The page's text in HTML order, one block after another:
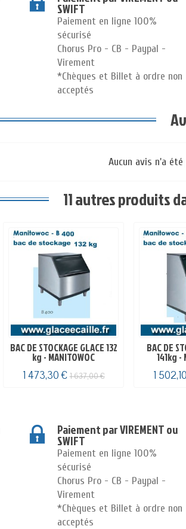
SWIFT
Paiement en ligne 100%
sécurisé
Chorus Pro - CB - Paypal -
Virement
*Chèques et Billet à ordre non
acceptés
Aucun avis n'a
11 autres produits
BAC DE STOCKAGE GLACE 132
kg - MANITOWOC
1 473,30 €1 637,00 €
BAC DE
141kg -
1
Paiement par VIREMENT ou
SWIFT
Paiement en ligne 100%
sécurisé
Chorus Pro - CB - Paypal -
Virement
*Chèques et Billet à ordre non
acceptés